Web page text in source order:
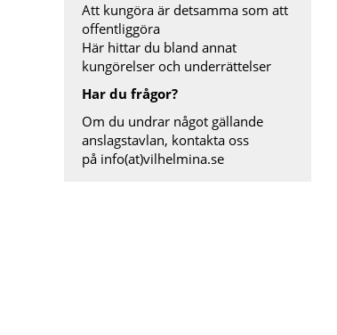
Att kungöra är detsamma som att
offentliggöra
Här hittar du bland annat
kungörelser och underrättelser
Har du frågor?
Om du undrar något gällande
anslagstavlan, kontakta oss
på info(at)vilhelmina.se